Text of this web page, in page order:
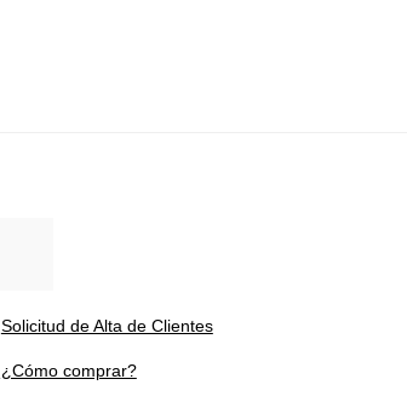
Solicitud de Alta de Clientes
¿Cómo comprar?